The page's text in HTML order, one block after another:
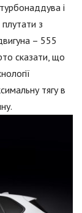
і
з
– 555
сказати, що
тягу в